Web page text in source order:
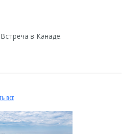
Встреча в Канаде.
ВСЕ